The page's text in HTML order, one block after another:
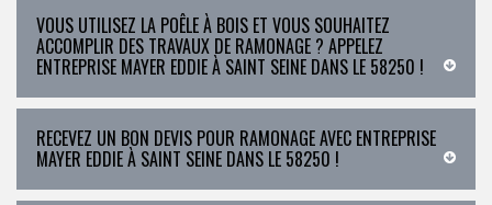
VOUS UTILISEZ LA POÊLE À BOIS ET VOUS SOUHAITEZ
ACCOMPLIR DES TRAVAUX DE RAMONAGE ? APPELEZ
ENTREPRISE MAYER EDDIE À SAINT SEINE DANS LE 58250 !
RECEVEZ UN BON DEVIS POUR RAMONAGE AVEC ENTREPRISE
MAYER EDDIE À SAINT SEINE DANS LE 58250 !